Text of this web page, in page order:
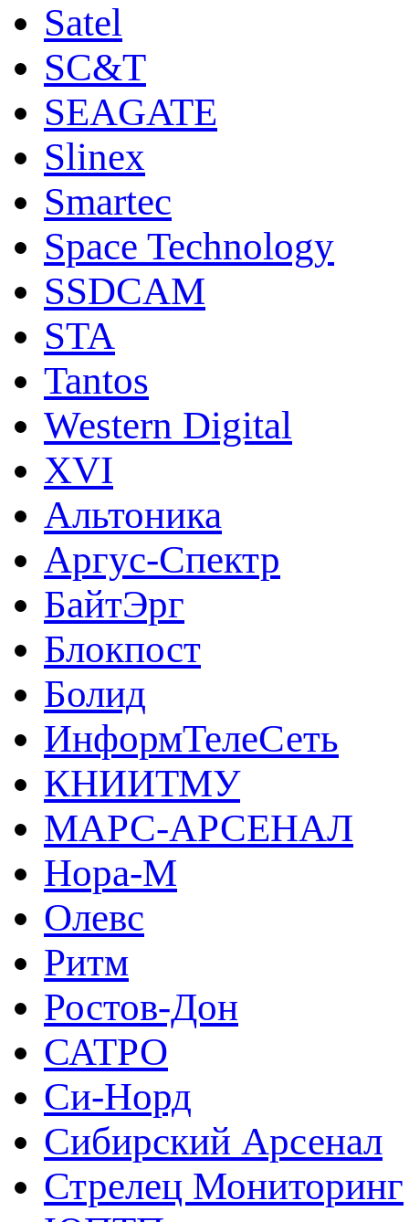
Satel
SC&T
SEAGATE
Slinex
Smartec
Space Technology
SSDCAM
STA
Tantos
Western Digital
XVI
Альтоника
Аргус-Спектр
БайтЭрг
Блокпост
Болид
ИнформТелеСеть
КНИИТМУ
МАРС-АРСЕНАЛ
Нора-М
Олевс
Ритм
Ростов-Дон
САТРО
Си-Норд
Сибирский Арсенал
Стрелец Мониторинг